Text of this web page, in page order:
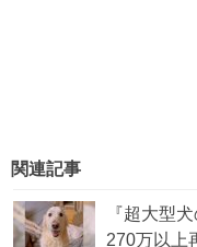
関連記事
『超大型
270万以上